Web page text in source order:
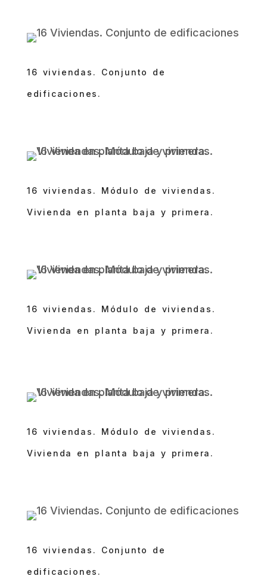
16 viviendas. Conjunto de
edificaciones.
16 viviendas. Módulo de viviendas.
Vivienda en planta baja y primera.
16 viviendas. Módulo de viviendas.
Vivienda en planta baja y primera.
16 viviendas. Módulo de viviendas.
Vivienda en planta baja y primera.
16 viviendas. Conjunto de
edificaciones.